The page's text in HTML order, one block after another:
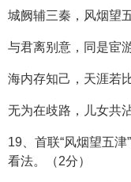
城阙辅三秦，风烟望
与君离别意，同是宦
海内存知己，天涯若
无为在歧路，儿女共
19、首联“风烟望五津
看法。（2分）